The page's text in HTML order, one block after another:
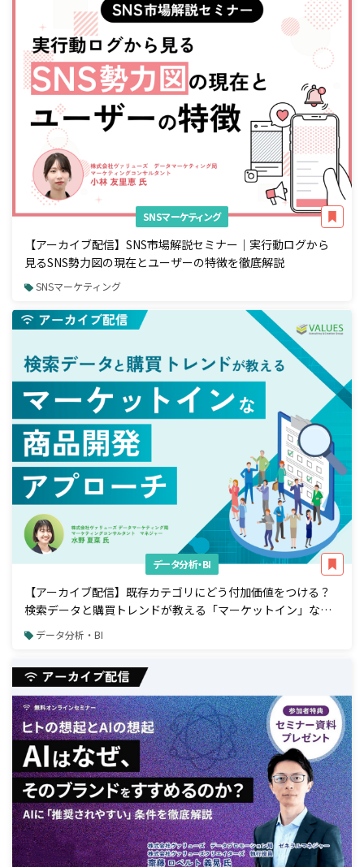
SNSマーケティング
【アーカイブ配信】SNS市場解説セミナー｜実行動ログから
見るSNS勢力図の現在とユーザーの特徴を徹底解説
SNSマーケティング
データ分析・BI
【アーカイブ配信】既存カテゴリにどう付加価値をつける？
検索データと購買トレンドが教える「マーケットイン」な商
品開発アプローチ
データ分析・BI